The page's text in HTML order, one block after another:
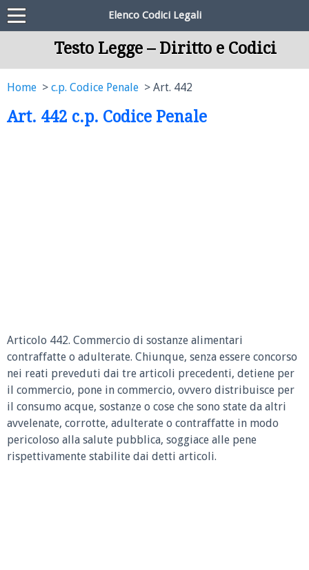
Elenco Codici Legali
Testo Legge – Diritto e Codici
Home c.p. Codice Penale Art. 442
Art. 442 c.p. Codice Penale
Articolo 442. Commercio di sostanze alimentari
contraffatte o adulterate. Chiunque, senza essere concorso
nei reati preveduti dai tre articoli precedenti, detiene per
il commercio, pone in commercio, ovvero distribuisce per
il consumo acque, sostanze o cose che sono state da altri
avvelenate, corrotte, adulterate o contraffatte in modo
pericoloso alla salute pubblica, soggiace alle pene
rispettivamente stabilite dai detti articoli.